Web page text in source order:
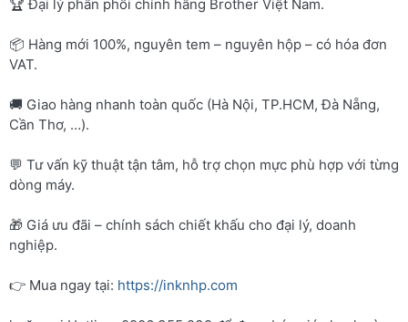
🏆 Đại lý phân phối chính hãng Brother Việt Nam.
📦 Hàng mới 100%, nguyên tem – nguyên hộp – có hóa đơn
VAT.
🚚 Giao hàng nhanh toàn quốc (Hà Nội, TP.HCM, Đà Nẵng,
Cần Thơ, …).
💬 Tư vấn kỹ thuật tận tâm, hỗ trợ chọn mực phù hợp với từng
dòng máy.
🎁 Giá ưu đãi – chính sách chiết khấu cho đại lý, doanh
nghiệp.
👉 Mua ngay tại: https://inknhp.com